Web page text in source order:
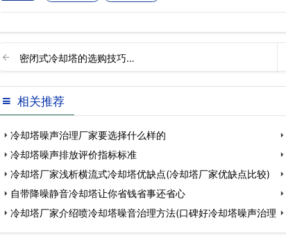
密闭式冷却塔的选购技巧…
相关推荐
冷却塔噪声治理厂家要选择什么样的
冷却塔噪声排放评价指标标准
冷却塔厂家浅析横流式冷却塔优缺点(冷却塔厂家优缺点比较)
自带降噪静音冷却塔让你省钱省事还省心
冷却塔厂家介绍喷冷却塔噪音治理方法(口碑好冷却塔噪声治理